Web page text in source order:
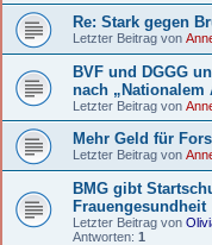
Re: Stark gegen
Letzter Beitrag von
BVF und DGGG
nach „Nationalem
Letzter Beitrag von
Mehr Geld für
Letzter Beitrag von
BMG gibt
Frauengesundheit
Letzter Beitrag von
Antworten: 1